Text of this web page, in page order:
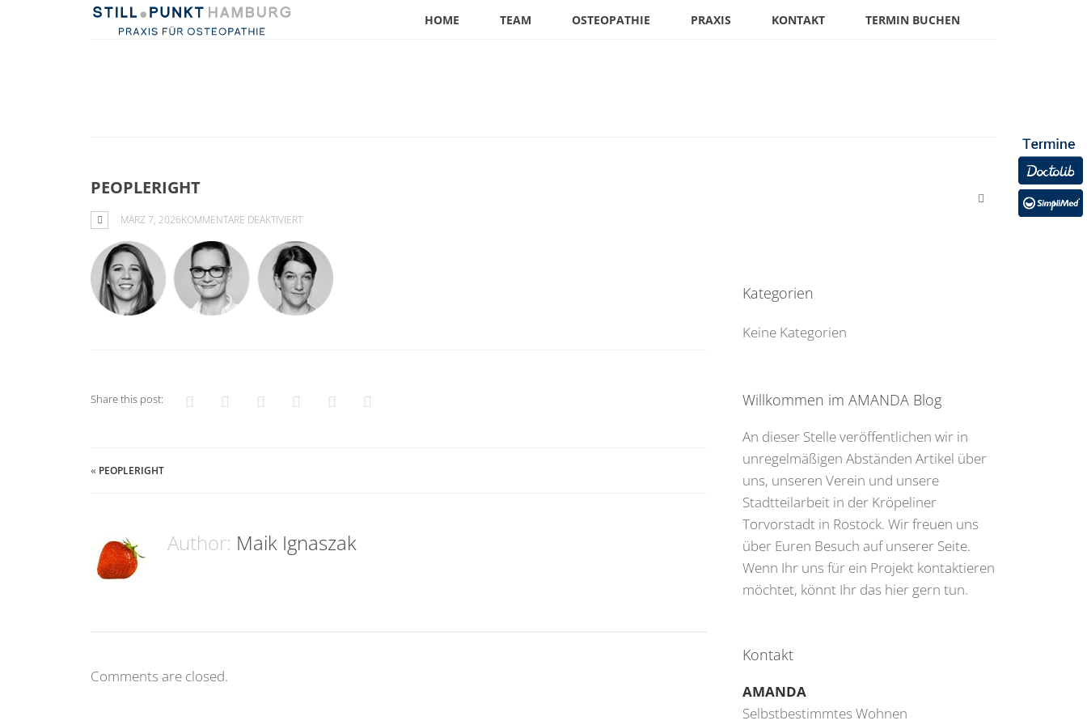
HOME TEAM OSTEOPATHIE PRAXIS KONTAKT TERMIN BUCHEN
PEOPLERIGHT
MÄRZ 7, 2026KOMMENTARE DEAKTIVIERTFÜR
PEOPLERIGHT
Share this post:
« PEOPLERIGHT
Author: Maik Ignaszak
Comments are closed.
Kategorien
Keine Kategorien
Willkommen im AMANDA Blog
An dieser Stelle veröffentlichen wir in
unregelmäßigen Abständen Artikel über
uns, unseren Verein und unsere
Stadtteilarbeit in der Kröpeliner
Torvorstadt in Rostock. Wir freuen uns
über Euren Besuch auf unserer Seite.
Wenn Ihr uns für ein Projekt kontaktieren
möchtet, könnt Ihr das hier gern tun.
Kontakt
AMANDA
Selbstbestimmtes Wohnen